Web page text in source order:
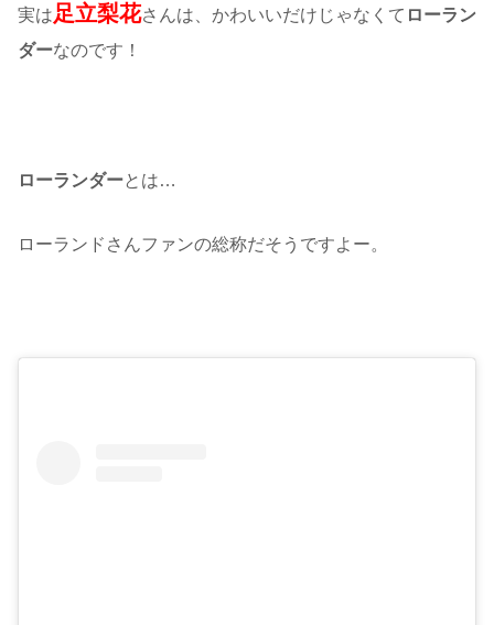
実は足立梨花さんは、かわいいだけじゃなくて ローラン
ダーなのです！
ローランダーとは…
ローランドさんファンの総称だそうですよー。